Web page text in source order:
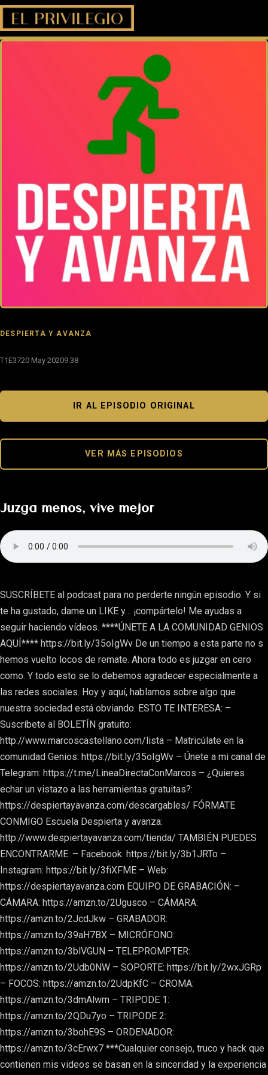
DESPIERTA Y AVANZA
T1E3720 May 20209:38
IR AL EPISODIO ORIGINAL
VER MÁS EPISODIOS
Juzga menos, vive mejor
SUSCRÍBETE al podcast para no perderte ningún episodio. Y si
te ha gustado, dame un LIKE y… ¡compártelo! Me ayudas a
seguir haciendo vídeos. ****ÚNETE A LA COMUNIDAD GENIOS
AQUÍ**** https://bit.ly/35oIgWv De un tiempo a esta parte no s
hemos vuelto locos de remate. Ahora todo es juzgar en cero
como. Y todo esto se lo debemos agradecer especialmente a
las redes sociales. Hoy y aquí, hablamos sobre algo que
nuestra sociedad está obviando. ESTO TE INTERESA: –
Suscríbete al BOLETÍN gratuito:
http://www.marcoscastellano.com/lista – Matricúlate en la
comunidad Genios: https://bit.ly/35oIgWv – Únete a mi canal de
Telegram: https://t.me/LineaDirectaConMarcos – ¿Quieres
echar un vistazo a las herramientas gratuitas?:
https://despiertayavanza.com/descargables/ FÓRMATE
CONMIGO Escuela Despierta y avanza:
http://www.despiertayavanza.com/tienda/ TAMBIÉN PUEDES
ENCONTRARME: – Facebook: https://bit.ly/3b1JRTo –
Instagram: https://bit.ly/3fiXFME – Web:
https://despiertayavanza.com EQUIPO DE GRABACIÓN: –
CÁMARA: https://amzn.to/2Ugusco – CÁMARA:
https://amzn.to/2JcdJkw – GRABADOR:
https://amzn.to/39aH7BX – MICRÓFONO:
https://amzn.to/3blVGUN – TELEPROMPTER:
https://amzn.to/2Udb0NW – SOPORTE: https://bit.ly/2wxJGRp
– FOCOS: https://amzn.to/2UdpKfC – CROMA:
https://amzn.to/3dmAlwm – TRIPODE 1:
https://amzn.to/2QDu7yo – TRIPODE 2:
https://amzn.to/3bohE9S – ORDENADOR:
https://amzn.to/3cErwx7 ***Cualquier consejo, truco y hack que
contienen mis videos se basan en la sinceridad y la experiencia